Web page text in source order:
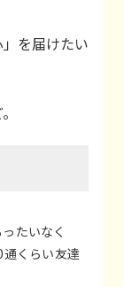
を届けたい
たいなく
くらい友達